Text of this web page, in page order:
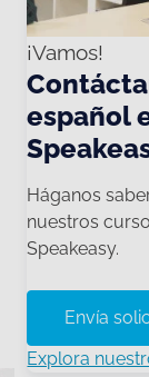
¡Vamos!
español
Háganos
nuestros
Speakeasy.
Envía
Explora